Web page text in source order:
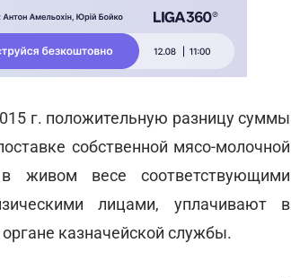
г. положительную разницу суммы
собственной мясо-молочной
в живом весе соответствующими
лицами, уплачивают в
казначейской службы.